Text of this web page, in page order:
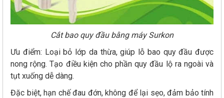
Cắt bao quy đầu bằng máy Surkon
Ưu điểm: Loại bỏ lớp da thừa, giúp lỗ bao quy đầu được
nong rộng. Tạo điều kiện cho phần quy đầu lộ ra ngoài và
tụt xuống dễ dàng.
Đặc biệt, hạn chế đau đớn, không để lại sẹo, đảm bảo tính